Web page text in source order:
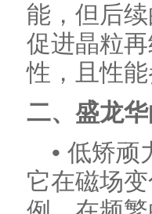
能，但后
促进晶粒
性，且性
二、盛龙
• 低矫顽
它在磁场